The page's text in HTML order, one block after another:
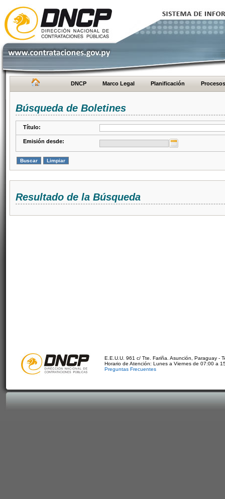
DNCP Marco Legal Planificación Procesos
Búsqueda de Boletines
Título:
Emisión desde:
Resultado de la Búsqueda
E.E.U.U. 961 c/ Tte. Fariña. Asunción, Paraguay -
Horario de Atención: Lunes a Viernes de 07:00 a
Preguntas Frecuentes